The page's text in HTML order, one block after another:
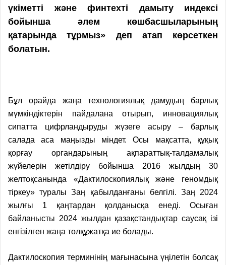
үкіметті және финтехті дамыту индексі
бойынша әлем көшбасшыларының
қатарында тұрмыз» деп атап көрсеткен
болатын.
Бұл орайда жаңа технология­лық дамудың барлық
мүмкіндіктерін пайдалана отырып, инновациялық
сипатта цифрландыруды жүзеге асыру – барлық
салада аса маңызды міндет. Осы мақсатта, құқық
қорғау органдарының ақпараттық-талдамалық
жүйелерін жетілдіру бойынша 2016 жылдың 30
желтоқсанында «Дактилоскопиялық және геномдық
тіркеу» туралы Заң қабылданғаны белгілі. Заң 2024
жылғы 1 қаңтардан қолданысқа енеді. Осыған
байланысты 2024 жылдан қазақстандықтар саусақ ізі
енгізілген жаңа төлқұжатқа ие болады.
Дактилоскопия терминінің мағынасына үңілетін болсақ